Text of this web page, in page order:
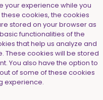
your experience while you
cookies, the cookies
stored on your browser as
functionalities of the
that help us analyze and
These cookies will be stored
You also have the option to
of some of these cookies
experience.